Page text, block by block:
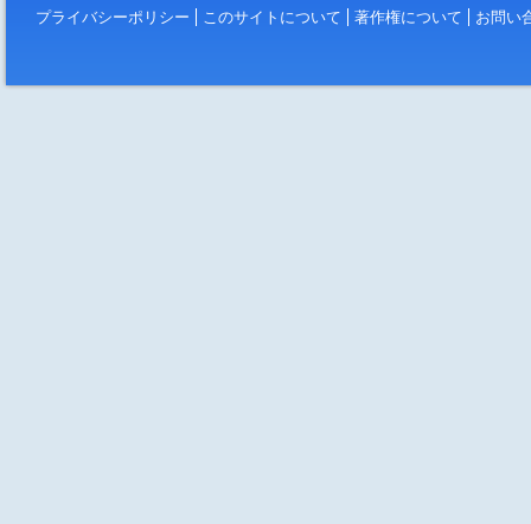
プライバシーポリシー このサイトについて 著作権について お問い